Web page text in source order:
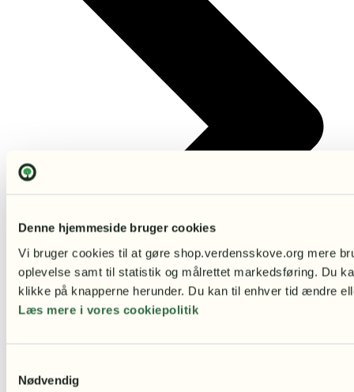
Denne hjemmeside bruger cookies
Vi bruger cookies til at gøre shop.verdensskove.org mere
oplevelse samt til statistik og målrettet markedsføring. Du
klikke på knapperne herunder. Du kan til enhver tid ændre
Læs mere i vores cookiepolitik
Nødvendig